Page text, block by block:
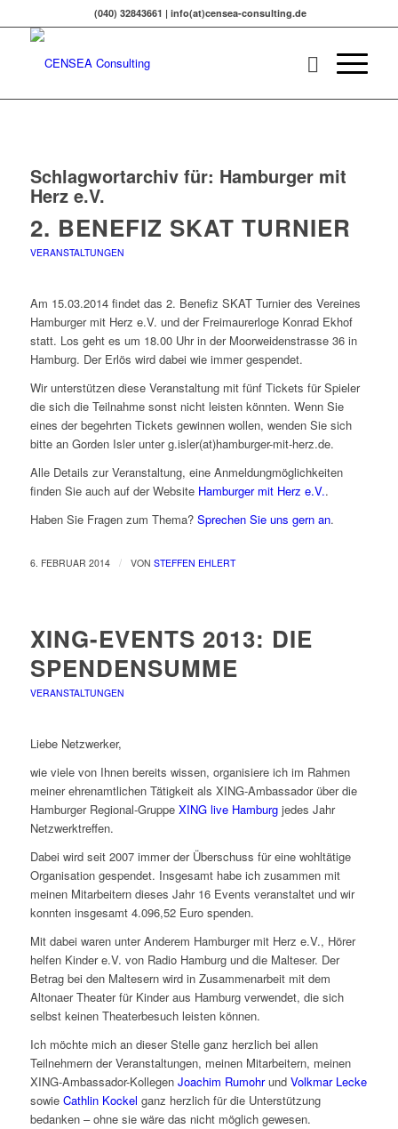
(040) 32843661 | info(at)censea-consulting.de
Schlagwortarchiv für: Hamburger mit
Herz e.V.
2. BENEFIZ SKAT TURNIER
VERANSTALTUNGEN
Am 15.03.2014 findet das 2. Benefiz SKAT Turnier des Vereines
Hamburger mit Herz e.V. und der Freimaurerloge Konrad Ekhof
statt. Los geht es um 18.00 Uhr in der Moorweidenstrasse 36 in
Hamburg. Der Erlös wird dabei wie immer gespendet.
Wir unterstützen diese Veranstaltung mit fünf Tickets für Spieler
die sich die Teilnahme sonst nicht leisten könnten. Wenn Sie
eines der begehrten Tickets gewinnen wollen, wenden Sie sich
bitte an Gorden Isler unter g.isler(at)hamburger-mit-herz.de.
Alle Details zur Veranstaltung, eine Anmeldungmöglichkeiten
finden Sie auch auf der Website Hamburger mit Herz e.V..
Haben Sie Fragen zum Thema? Sprechen Sie uns gern an.
6. FEBRUAR 2014 / VON STEFFEN EHLERT
XING-EVENTS 2013: DIE
SPENDENSUMME
VERANSTALTUNGEN
Liebe Netzwerker,
wie viele von Ihnen bereits wissen, organisiere ich im Rahmen
meiner ehrenamtlichen Tätigkeit als XING-Ambassador über die
Hamburger Regional-Gruppe XING live Hamburg jedes Jahr
Netzwerktreffen.
Dabei wird seit 2007 immer der Überschuss für eine wohltätige
Organisation gespendet. Insgesamt habe ich zusammen mit
meinen Mitarbeitern dieses Jahr 16 Events veranstaltet und wir
konnten insgesamt 4.096,52 Euro spenden.
Mit dabei waren unter Anderem Hamburger mit Herz e.V., Hörer
helfen Kinder e.V. von Radio Hamburg und die Malteser. Der
Betrag bei den Maltesern wird in Zusammenarbeit mit dem
Altonaer Theater für Kinder aus Hamburg verwendet, die sich
selbst keinen Theaterbesuch leisten können.
Ich möchte mich an dieser Stelle ganz herzlich bei allen
Teilnehmern der Veranstaltungen, meinen Mitarbeitern, meinen
XING-Ambassador-Kollegen Joachim Rumohrund Volkmar Lecke
sowie Cathlin Kockel ganz herzlich für die Unterstützung
bedanken – ohne sie wäre das nicht möglich gewesen.